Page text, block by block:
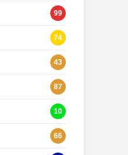
99
74
43
87
10
66